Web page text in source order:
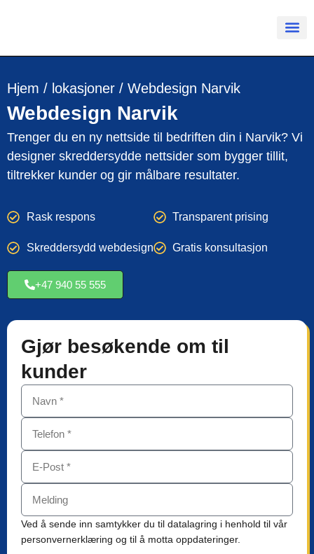
Hjem / lokasjoner / Webdesign Narvik
Webdesign Narvik
Trenger du en ny nettside til bedriften din i Narvik? Vi
designer skreddersydde nettsider som bygger tillit,
tiltrekker kunder og gir målbare resultater.
Rask respons
Skreddersydd webdesign
Transparent prising
Gratis konsultasjon
+47 940 55 555
Gjør besøkende om til
kunder
Ved å sende inn samtykker du til datalagring i henhold til vår
personvernerklæring og til å motta oppdateringer.